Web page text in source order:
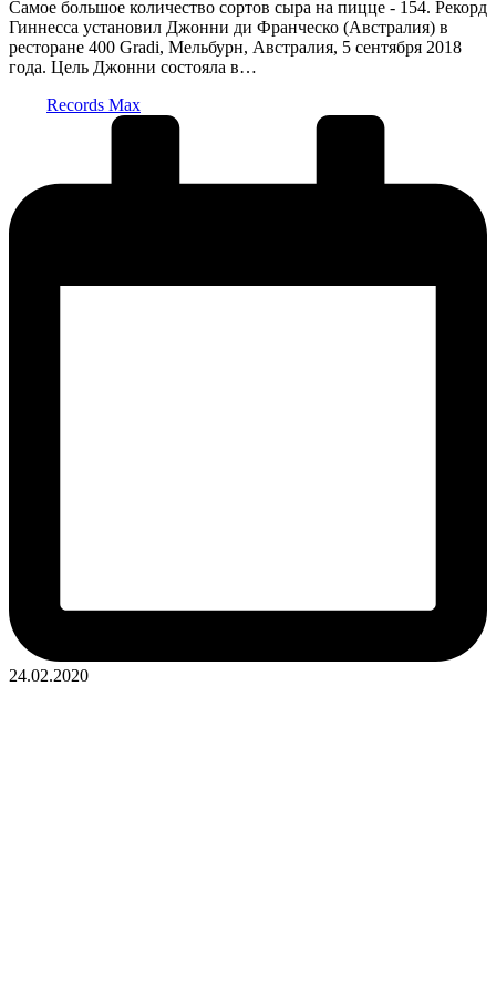
Самое большое количество сортов сыра на пицце - 154. Рекорд
Гиннесса установил Джонни ди Франческо (Австралия) в
ресторане 400 Gradi, Мельбурн, Австралия, 5 сентября 2018
года. Цель Джонни состояла в…
Records Max
24.02.2020